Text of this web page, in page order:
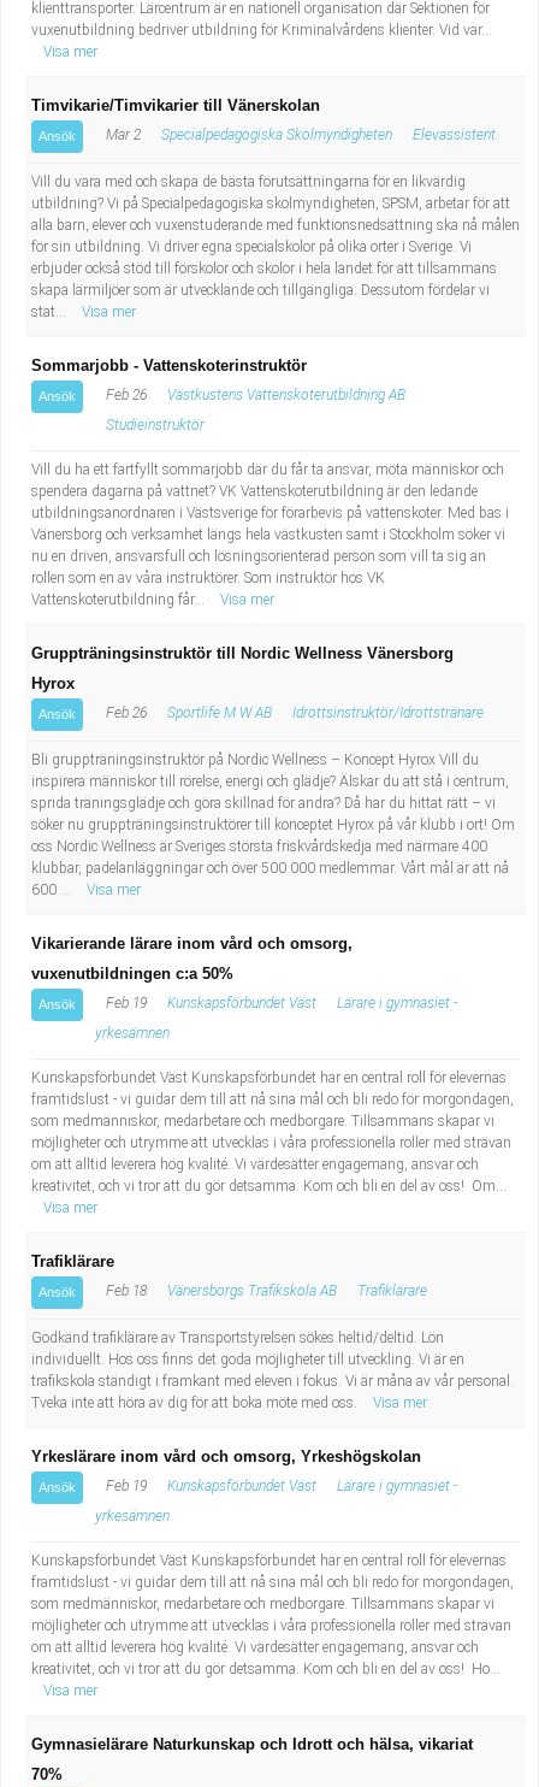
klienttransporter. Lärcentrum är en nationell organisation där Sektionen för
vuxenutbildning bedriver utbildning för Kriminalvårdens klienter. Vid var...
Visa mer
Timvikarie/Timvikarier till Vänerskolan
Ansök Mar 2 Specialpedagogiska Skolmyndigheten Elevassistent
Vill du vara med och skapa de bästa förutsättningarna för en likvärdig
utbildning? Vi på Specialpedagogiska skolmyndigheten, SPSM, arbetar för att
alla barn, elever och vuxenstuderande med funktionsnedsättning ska nå målen
för sin utbildning. Vi driver egna specialskolor på olika orter i Sverige. Vi
erbjuder också stöd till förskolor och skolor i hela landet för att tillsammans
skapa lärmiljöer som är utvecklande och tillgängliga. Dessutom fördelar vi
stat...
Visa mer
Sommarjobb - Vattenskoterinstruktör
Ansök Feb 26
Västkustens Vattenskoterutbildning AB
Studieinstruktör
Vill du ha ett fartfyllt sommarjobb där du får ta ansvar, möta människor och
spendera dagarna på vattnet? VK Vattenskoterutbildning är den ledande
utbildningsanordnaren i Västsverige för förarbevis på vattenskoter. Med bas i
Vänersborg och verksamhet längs hela västkusten samt i Stockholm söker vi
nu en driven, ansvarsfull och lösningsorienterad person som vill ta sig an
rollen som en av våra instruktörer. Som instruktör hos VK
Vattenskoterutbildning får...
Visa mer
Gruppträningsinstruktör till Nordic Wellness Vänersborg
Hyrox
Ansök Feb 26 Sportlife M W AB Idrottsinstruktör/Idrottstränare
Bli gruppträningsinstruktör på Nordic Wellness – Koncept Hyrox Vill du
inspirera människor till rörelse, energi och glädje? Älskar du att stå i centrum,
sprida träningsglädje och göra skillnad för andra? Då har du hittat rätt – vi
söker nu gruppträningsinstruktörer till konceptet Hyrox på vår klubb i ort! Om
oss Nordic Wellness är Sveriges största friskvårdskedja med närmare 400
klubbar, padelanläggningar och över 500 000 medlemmar. Vårt mål är att nå
600 ...
Visa mer
Vikarierande lärare inom vård och omsorg,
vuxenutbildningen c:a 50%
Ansök Feb 19 Kunskapsförbundet Väst
Lärare i gymnasiet -
yrkesämnen
Kunskapsförbundet Väst Kunskapsförbundet har en central roll för elevernas
framtidslust - vi guidar dem till att nå sina mål och bli redo för morgondagen,
som medmänniskor, medarbetare och medborgare. Tillsammans skapar vi
möjligheter och utrymme att utvecklas i våra professionella roller med strävan
om att alltid leverera hög kvalité. Vi värdesätter engagemang, ansvar och
kreativitet, och vi tror att du gör detsamma. Kom och bli en del av oss! Om...
Visa mer
Trafiklärare
Ansök Feb 18 Vänersborgs Trafikskola AB Trafiklärare
Godkänd trafiklärare av Transportstyrelsen sökes heltid/deltid. Lön
individuellt. Hos oss finns det goda möjligheter till utveckling. Vi är en
trafikskola ständigt i framkant med eleven i fokus. Vi är måna av vår personal.
Tveka inte att höra av dig för att boka möte med oss.
Visa mer
Yrkeslärare inom vård och omsorg, Yrkeshögskolan
Ansök Feb 19 Kunskapsförbundet Väst
Lärare i gymnasiet -
yrkesämnen
Kunskapsförbundet Väst Kunskapsförbundet har en central roll för elevernas
framtidslust - vi guidar dem till att nå sina mål och bli redo för morgondagen,
som medmänniskor, medarbetare och medborgare. Tillsammans skapar vi
möjligheter och utrymme att utvecklas i våra professionella roller med strävan
om att alltid leverera hög kvalité. Vi värdesätter engagemang, ansvar och
kreativitet, och vi tror att du gör detsamma. Kom och bli en del av oss! Ho...
Visa mer
Gymnasielärare Naturkunskap och Idrott och hälsa, vikariat
70%